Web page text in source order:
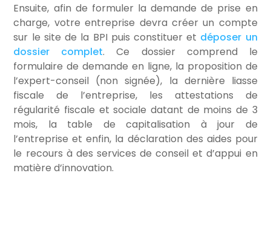
Ensuite, afin de formuler la demande de prise en
charge, votre entreprise devra créer un compte
sur le site de la BPI puis constituer et déposer un
dossier complet. Ce dossier comprend le
formulaire de demande en ligne, la proposition de
l’expert-conseil (non signée), la dernière liasse
fiscale de l’entreprise, les attestations de
régularité fiscale et sociale datant de moins de 3
mois, la table de capitalisation à jour de
l’entreprise et enfin, la déclaration des aides pour
le recours à des services de conseil et d’appui en
matière d’innovation.